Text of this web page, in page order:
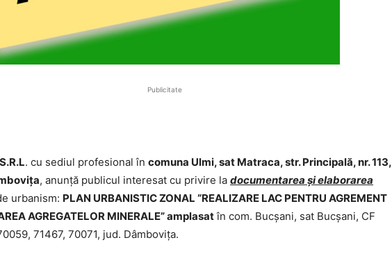
Publicitate
. cu sediul profesional în comuna Ulmi, sat Matraca, str. Principală, nr. 113,
, anunță publicul interesat cu privire la documentarea și elaborarea
urbanism: PLAN URBANISTIC ZONAL “REALIZARE LAC PENTRU AGREMENT
AGREGATELOR MINERALE” amplasatîn com. Bucșani, sat Bucșani, CF
71467, 70071, jud. Dâmbovița.